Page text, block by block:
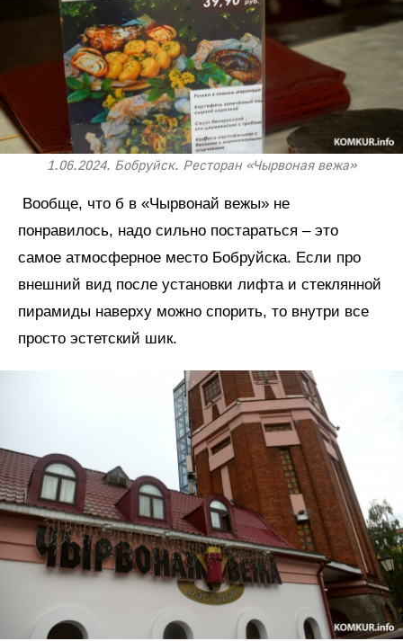
1.06.2024. Бобруйск. Ресторан «Чырвоная вежа»
Вообще, что б в «Чырвонай вежы» не
понравилось, надо сильно постараться – это
самое атмосферное место Бобруйска. Если про
внешний вид после установки лифта и стеклянной
пирамиды наверху можно спорить, то внутри все
просто эстетский шик.